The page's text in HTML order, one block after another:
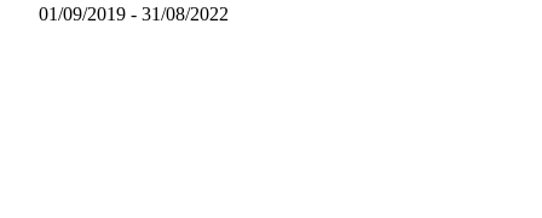
01/09/2019 - 31/08/2022